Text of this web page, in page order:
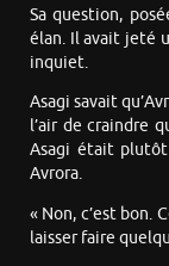
Sa question,
élan. Il avait jeté
inquiet.
Asagi savait
l’air de craindre
Asagi était
Avrora.
« Non, c’est bon.
laisser faire